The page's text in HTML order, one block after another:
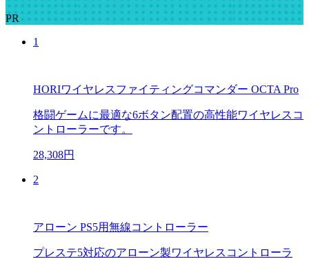
PR
1
HORIワイヤレスファイティングコマンダー OCTA Pro
格闘ゲームに最適な6ボタン配置の高性能ワイヤレスコ
ントローラーです。
28,308円
2
アローン PS5用無線コントローラー
プレステ5対応のアローン製ワイヤレスコントローラ